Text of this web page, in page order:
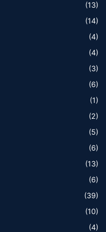
(13)
(14)
(4)
(4)
(3)
(6)
(1)
(2)
(5)
(6)
(13)
(6)
(39)
(10)
(4)